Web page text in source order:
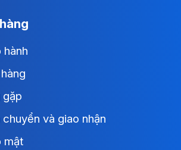
hành
gặp
và giao nhận
mật